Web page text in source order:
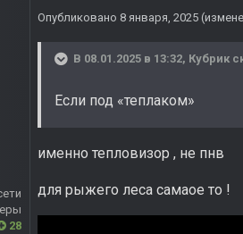
28
Опубликовано 8 января, 2025
В 08.01.2025 в 13:32, Кубрик
Если под «теплаком»
именно тепловизор , не пнв
для рыжего леса самаое то !